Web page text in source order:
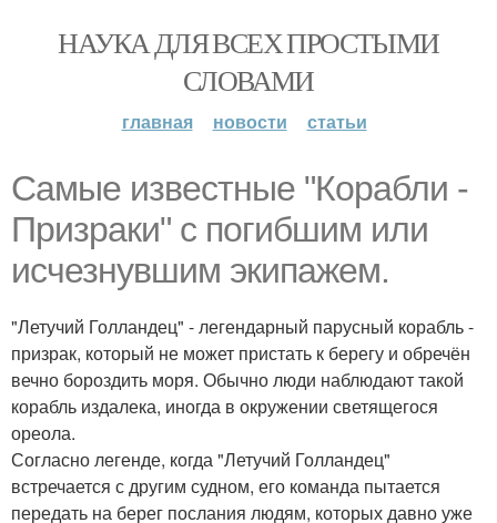
НАУКА ДЛЯ ВСЕХ ПРОСТЫМИ
СЛОВАМИ
главная новости статьи
Самые известные "Корабли -
Призраки" с погибшим или
исчезнувшим экипажем.
"Летучий Голландец" - легендарный парусный корабль -
призрак, который не может пристать к берегу и обречён
вечно бороздить моря. Обычно люди наблюдают такой
корабль издалека, иногда в окружении светящегося
ореола.
Согласно легенде, когда "Летучий Голландец"
встречается с другим судном, его команда пытается
передать на берег послания людям, которых давно уже